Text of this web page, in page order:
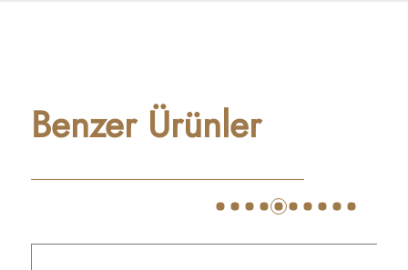
Benzer Ürünler